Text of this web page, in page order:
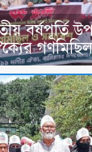
বর্ষপূর্তি